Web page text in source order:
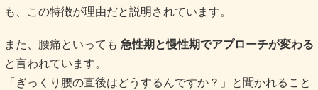
も、この特徴が理由だと説明されています。
また、腰痛といっても 急性期と慢性期でアプローチが変わる
と言われています。
「ぎっくり腰の直後はどうするんですか？」と聞かれること